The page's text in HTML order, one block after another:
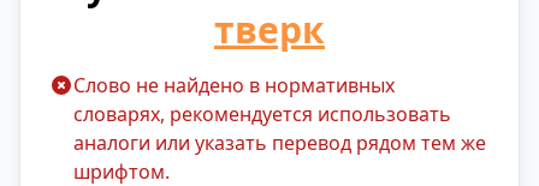
тверк
Слово не найдено в нормативных
словарях, рекомендуется использовать
аналоги или указать перевод рядом тем же
шрифтом.